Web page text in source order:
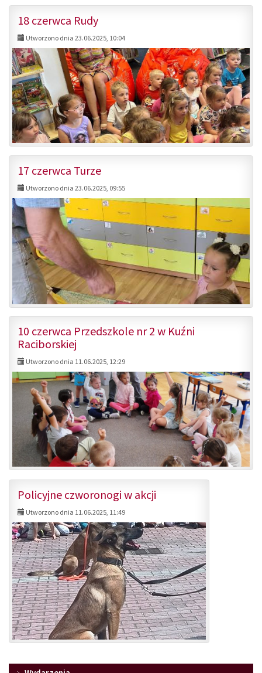
18 czerwca Rudy
Utworzono dnia 23.06.2025, 10:04
17 czerwca Turze
Utworzono dnia 23.06.2025, 09:55
10 czerwca Przedszkole nr 2 w Kuźni
Raciborskiej
Utworzono dnia 11.06.2025, 12:29
Policyjne czworonogi w akcji
Utworzono dnia 11.06.2025, 11:49